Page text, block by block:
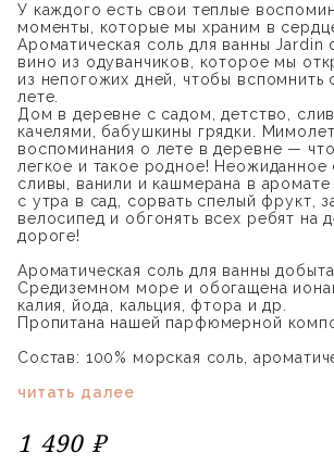
У каждого есть свои теплые
моменты, которые мы храним в
Ароматическая соль для ванны Jardin
вино из одуванчиков, которое мы
из непогожих дней, чтобы вспомнить
лете.
Дом в деревне с садом, детство,
качелями, бабушкины грядки.
воспоминания о лете в деревне —
легкое и такое родное! Неожиданное
сливы, ванили и кашмерана в
с утра в сад, сорвать спелый фрукт,
велосипед и обгонять всех ребят на
дороге!
Ароматическая соль для ванны
Средиземном море и обогащена
калия, йода, кальция, фтора и др.
Пропитана нашей парфюмерной
Состав: 100% морская соль,
читать далее
1 490 ₽